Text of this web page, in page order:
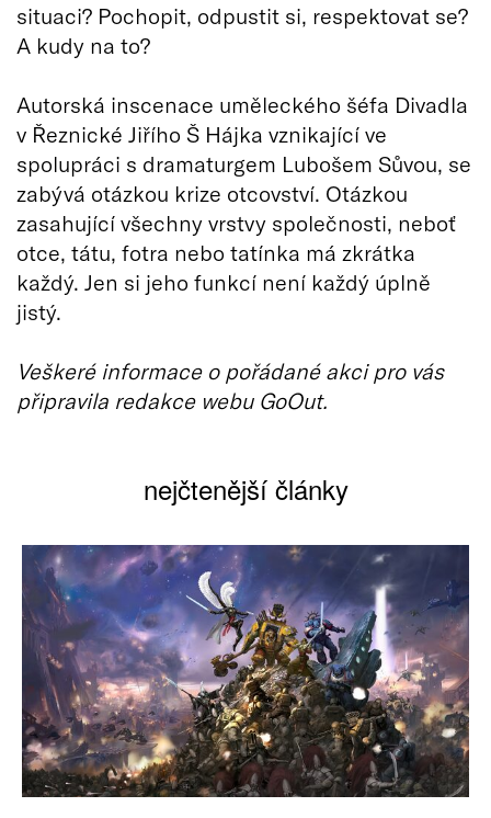
situaci? Pochopit, odpustit si, respektovat se?
A kudy na to?
Autorská inscenace uměleckého šéfa Divadla
v Řeznické Jiřího Š Hájka vznikající ve
spolupráci s dramaturgem Lubošem Sůvou, se
zabývá otázkou krize otcovství. Otázkou
zasahující všechny vrstvy společnosti, neboť
otce, tátu, fotra nebo tatínka má zkrátka
každý. Jen si jeho funkcí není každý úplně
jistý.
Veškeré informace o pořádané akci pro vás
připravila redakce webu GoOut.
nejčtenější články